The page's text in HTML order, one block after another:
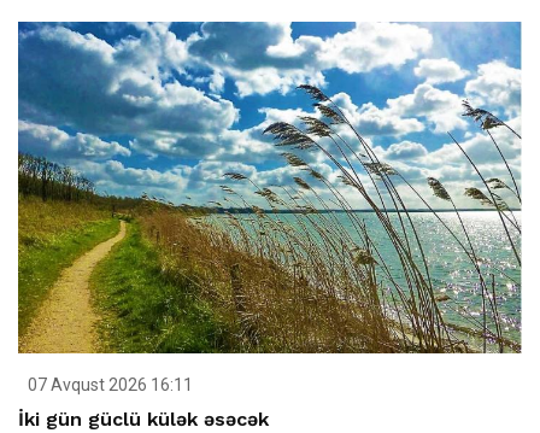
07 Avqust 2026 16:11
İki gün güclü külək əsəcək